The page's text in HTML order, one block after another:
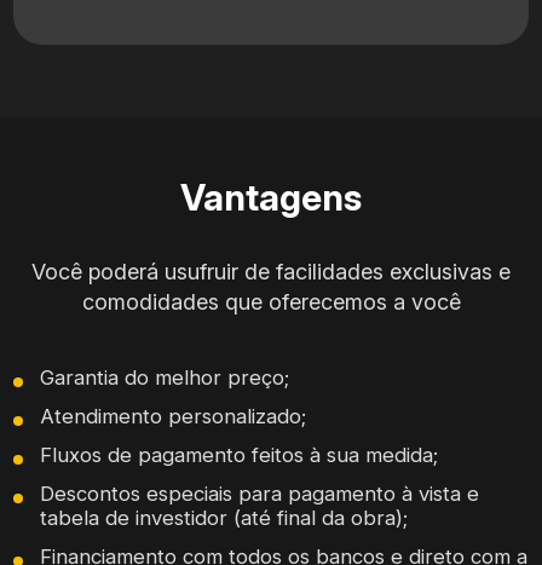
Vantagens
Você poderá usufruir de facilidades exclusivas e
comodidades que oferecemos a você
Garantia do melhor preço;
Atendimento personalizado;
Fluxos de pagamento feitos à sua medida;
Descontos especiais para pagamento à vista e
tabela de investidor (até final da obra);
Financiamento com todos os bancos e direto com a